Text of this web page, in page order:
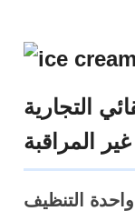
التجارية
التنظيف